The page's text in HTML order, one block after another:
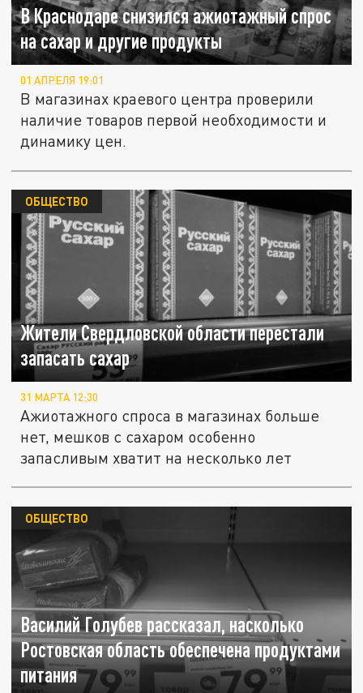
В Краснодаре снизился ажиотажный спрос
на сахар и другие продукты
01 АПРЕЛЯ 19:01
В магазинах краевого центра проверили
наличие товаров первой необходимости и
динамику цен.
Жители Свердловской области перестали
запасать сахар
ОБЩЕСТВО
31 МАРТА 12:30
Ажиотажного спроса в магазинах больше
нет, мешков с сахаром особенно
Василий Голубев рассказал, насколько
Ростовская область обеспечена продуктами
питания
ОБЩЕСТВО